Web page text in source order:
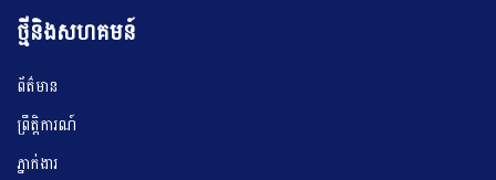
ពិធី​ចុះហត្ថលេខា​លេីអនុស្សារណ:យោគ​យល់គ្នាតាមប្រ...
ពិធី​ចុះហត្ថលេខា​លេីអនុស្សារណ:យោគ​យល់គ្នាតាមប្រព័ន្ធ​Online ស្តីពីកិច្ចសហ​ប្រតិ​បត្តិការពន្លឿនការ
ផ្តល់ប្រកាសនីយបត្រតក្កកម្មនៅកម្ពុជារវាងក្រសួងឧស្សាហកម្ម វិទ្យាសាស្ត្រ បច្ចេកវិទ្យា និងនវានុវត្តន៍
ថ្មីនិងសហគមន៍
ព័ត៌មាន
ព្រឹត្តិការណ៍
ភ្នាក់ងារ